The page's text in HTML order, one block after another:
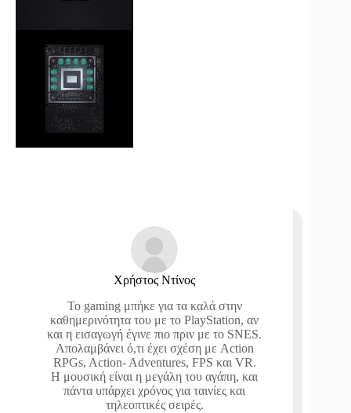
Χρήστος Ντίνος
Το gaming μπήκε για τα καλά στην
καθημερινότητα του με το PlayStation, αν
και η εισαγωγή έγινε πιο πριν με το SNES.
Απολαμβάνει ό,τι έχει σχέση με Action
RPGs, Action- Adventures, FPS και VR.
Η μουσική είναι η μεγάλη του αγάπη, και
πάντα υπάρχει χρόνος για ταινίες και
τηλεοπτικές σειρές.